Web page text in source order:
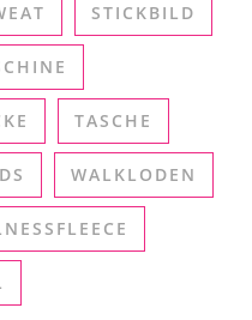
STICKBILD
TASCHE
WALKLODEN